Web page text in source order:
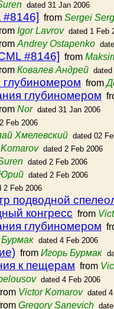
dated 31 Jan 2006
from Sergei
Igor Lavrov dated 1 Feb
Andrey Ostapenko
#8146] from
Ковалев Андрей
глубиномером from
глубиномером
Nor dated 31 Jan 2006
Feb 2006
Хмелевский dated 02
dated 2 Feb 2006
dated 2 Feb 2006
dated 2 Feb 2006
2 Feb 2006
подводной
конгресс from
глубиномером
dated 4 Feb 2006
from Игорь Бурмак
к пещерам from
dated 4 Feb 2006
Victor Komarov dated
Gregory Sanevich